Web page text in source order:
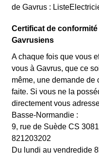
de Gavrus :
Certificat de
Gavrusiens
A chaque fois que vous
vous à Gavrus, que ce
même, une demande de
faite. Si vous ne la
directement vous
Basse-Normandie :
9, rue de Suède CS
821203202
Du lundi au vendredide